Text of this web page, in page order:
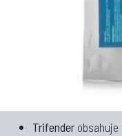
Trifender obsahuje